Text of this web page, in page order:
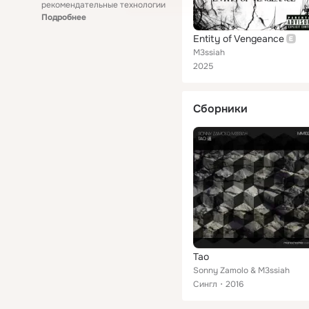
рекомендательные технологии
Подробнее
Entity of Vengeance
M3ssiah
2025
Сборники
Tao
Sonny Zamolo & M3ssiah
Сингл
2016